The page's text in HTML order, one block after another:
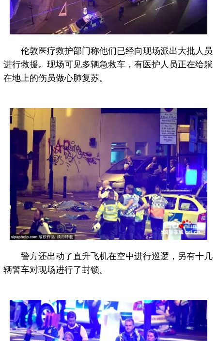
伦敦医疗救护部门称他们已经向现场派出大批人员
进行救援。现场可见多辆急救车，有医护人员正在给躺
在地上的伤员做心肺复苏。
警方还出动了直升飞机在空中进行巡逻，另有十几
辆警车对现场进行了封锁。